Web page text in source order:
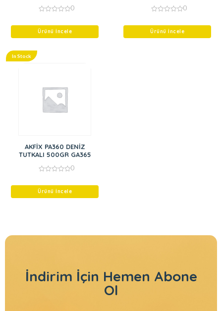
of
0
Ürünü İncele
of
0
Ürünü İncele
In Stock
AKFİX PA360 DENİZ
TUTKALI 500GR GA365
of
0
Ürünü İncele
İndirim İçin Hemen Abone
Ol